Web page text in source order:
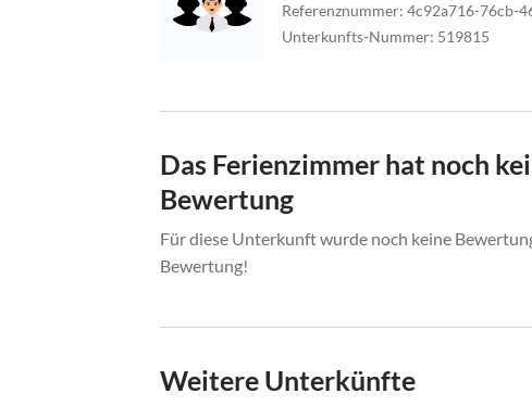
Referenznummer: 4c92a716-76cb-
Unterkunfts-Nummer: 519815
Das Ferienzimmer hat noch
Bewertung
Für diese Unterkunft wurde noch keine
Bewertung!
Weitere Unterkünfte